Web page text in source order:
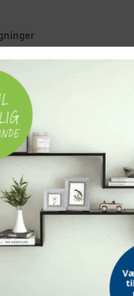
duo rullegardiner
vinduesgardin
SAMMEN MED
TILBUD
Skridsikre